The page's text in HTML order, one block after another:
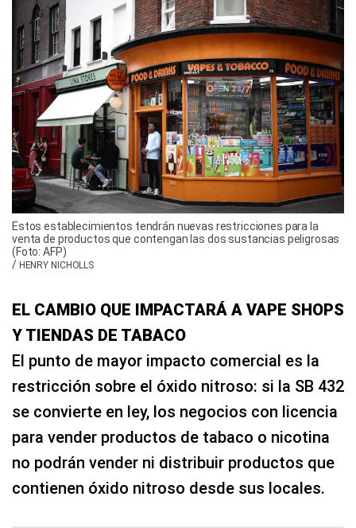
Estos establecimientos tendrán nuevas restricciones para la
venta de productos que contengan las dos sustancias peligrosas
(Foto: AFP)
/ HENRY NICHOLLS
EL CAMBIO QUE IMPACTARÁ A VAPE SHOPS
Y TIENDAS DE TABACO
El punto de mayor impacto comercial es la
restricción sobre el óxido nitroso: si la SB 432
se convierte en ley, los negocios con licencia
para vender productos de tabaco o nicotina
no podrán vender ni distribuir productos que
contienen óxido nitroso desde sus locales.